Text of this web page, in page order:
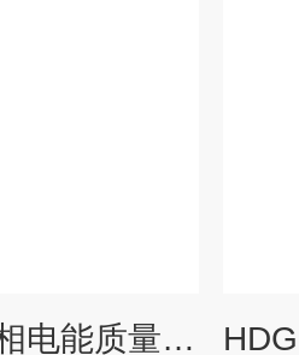
HDGC3561三相电能质量分析仪（便携式）